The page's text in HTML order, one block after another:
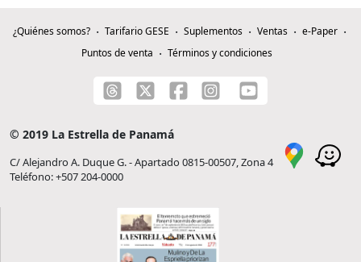
¿Quiénes somos? Tarifario GESE Suplementos Ventas
e-Paper
Puntos de venta
Términos y condiciones
© 2019 La Estrella de Panamá
C/ Alejandro A. Duque G. - Apartado 0815-00507, Zona 4
Teléfono: +507 204-0000